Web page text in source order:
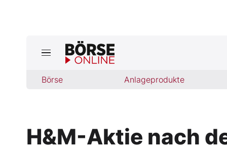
Börse Anlageprodukte
Jetzt aktuelle Ausgabe BÖRSE ONLINE
Anlageprodukte
H&M-Aktie nach